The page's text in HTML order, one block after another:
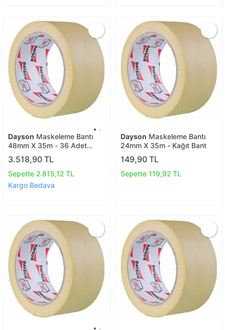
Dayson Maskeleme Bantı
48mm X 35m - 36 Adet
Kağıt Bant
3.518,90 TL
Sepette 2.815,12 TL
Kargo Bedava
Dayson Maskeleme Bantı
24mm X 35m - Kağıt Bant
149,90 TL
Sepette 119,92 TL